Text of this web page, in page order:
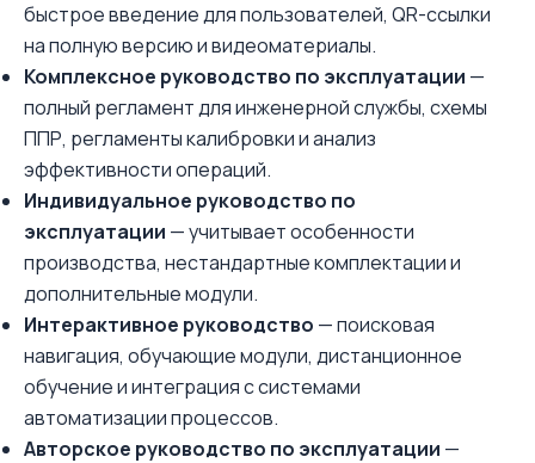
быстрое введение для пользователей, QR-ссылки
на полную версию и видеоматериалы.
Комплексное руководство по эксплуатации —
полный регламент для инженерной службы, схемы
ППР, регламенты калибровки и анализ
эффективности операций.
Индивидуальное руководство по
эксплуатации — учитывает особенности
производства, нестандартные комплектации и
дополнительные модули.
Интерактивное руководство — поисковая
навигация, обучающие модули, дистанционное
обучение и интеграция с системами
автоматизации процессов.
Авторское руководство по эксплуатации —